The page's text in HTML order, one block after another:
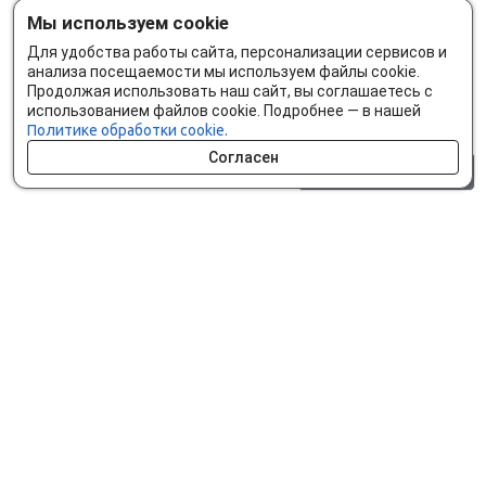
Мы используем cookie
Для удобства работы сайта, персонализации сервисов и
анализа посещаемости мы используем файлы cookie.
Продолжая использовать наш сайт, вы соглашаетесь с
использованием файлов cookie. Подробнее — в нашей
Политике обработки cookie.
Согласен